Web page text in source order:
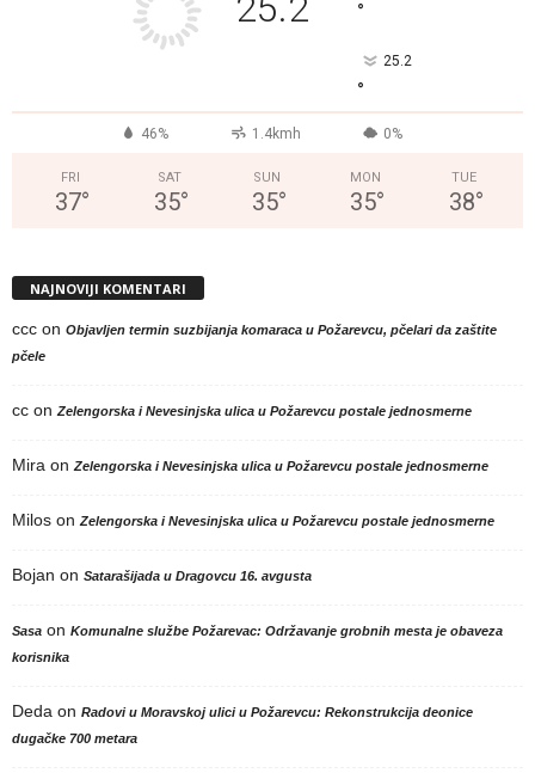
°
25.2
°
46% 1.4kmh 0%
FRI
37°
SAT
35°
SUN
35°
MON
35°
TUE
38°
NAJNOVIJI KOMENTARI
ccc on Objavljen termin suzbijanja komaraca u Požarevcu, pčelari da zaštite
pčele
cc on Zelengorska i Nevesinjska ulica u Požarevcu postale jednosmerne
Mira on Zelengorska i Nevesinjska ulica u Požarevcu postale jednosmerne
Milos on Zelengorska i Nevesinjska ulica u Požarevcu postale jednosmerne
Bojan on Satarašijada u Dragovcu 16. avgusta
Sasa on Komunalne službe Požarevac: Održavanje grobnih mesta je obaveza
korisnika
Deda on Radovi u Moravskoj ulici u Požarevcu: Rekonstrukcija deonice
dugačke 700 metara